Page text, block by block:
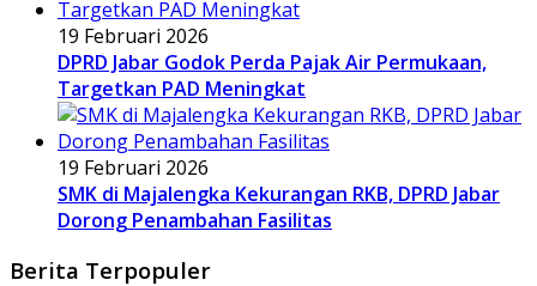
19 Februari 2026
DPRD Jabar Godok Perda Pajak Air Permukaan,
Targetkan PAD Meningkat
19 Februari 2026
SMK di Majalengka Kekurangan RKB, DPRD Jabar
Dorong Penambahan Fasilitas
Berita Terpopuler